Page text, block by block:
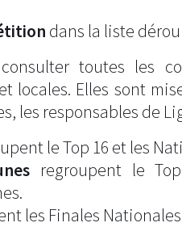
dans la liste
toutes les
locales. Elles sont
les responsables de
le Top 16 et les
regroupent le
les Finales